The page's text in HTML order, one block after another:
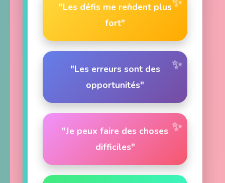
"Les défis me rendent plus
fort"
"Les erreurs sont des
opportunités"
"Je peux faire des choses
difficiles"